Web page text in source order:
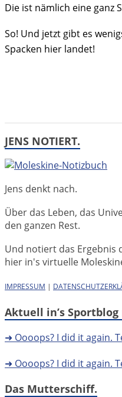
Die ist nämlich eine ganz
So! Und jetzt gibt es
Spacken hier landet!
JENS NOTIERT.
Jens denkt nach.
Über das Leben, das
den ganzen Rest.
Und notiert das Ergebnis
hier in's virtuelle
IMPRESSUM |
Aktuell in’s
➜ Oooops? I did it again.
➜ Oooops? I did it again.
Das Mutterschiff.